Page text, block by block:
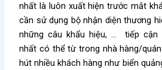
nhất là luôn xuất hiện trước mắt
cần sử dụng bộ nhận diện thương
những câu khẩu hiệu, … tiếp cận
nhất có thể từ trong nhà hàng/
hút nhiều khách hàng như biển